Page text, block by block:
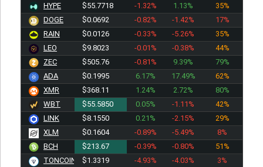
HYPE $55.7718 -1.32% 1.13%
35%
DOGE
$0.0692 -0.82% -1.42%
17%
RAIN
$0.0126 -0.33% -5.26%
35%
LEO
$9.8028 -0.01% -0.38%
44%
ZEC
$505.76 -0.81% 9.39%
79%
ADA
$0.1995 6.17% 17.49%
62%
XMR
$368.11 1.24% 2.72%
80%
WBT
$55.5850 0.05% -1.11%
42%
LINK
$8.1550 0.21% -2.15%
29%
XLM
$0.1604 -0.89% -5.49%
8%
BCH
$213.67 -0.39% -0.80%
51%
TONCOIN
$1.3319 -4.93% -4.03%
3%